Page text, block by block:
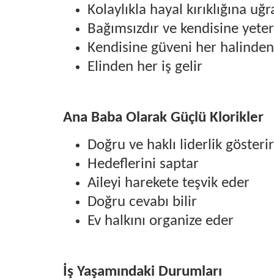
Kolaylıkla hayal kırıklığına
Bağımsızdır ve kendisine yeter
Kendisine güveni her
Elinden her iş gelir
Ana Baba Olarak Güçlü Klorikler
Doğru ve haklı liderlik gösterir
Hedeflerini saptar
Aileyi harekete teşvik eder
Doğru cevabı bilir
Ev halkını organize eder
İş Yaşamındaki Durumları